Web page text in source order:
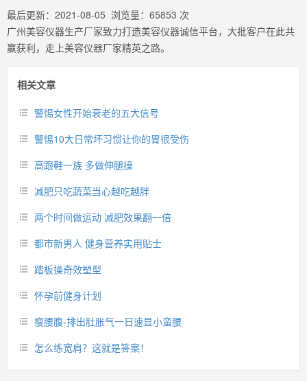
最后更新： 2021-08-05 浏览量： 65853 次
广州美容仪器生产厂家致力打造美容仪器诚信平台，大批客户在此共
赢获利，走上美容仪器厂家精英之路。
相关文章
警惕女性开始衰老的五大信号
警惕10大日常坏习惯让你的胃很受伤
高跟鞋一族 多做伸腿操
减肥只吃蔬菜当心越吃越胖
两个时间做运动 减肥效果翻一倍
都市新男人 健身营养实用贴士
踏板操奇效塑型
怀孕前健身计划
瘦腰腹-排出肚胀气一日速显小蛮腰
怎么练宽肩？这就是答案！